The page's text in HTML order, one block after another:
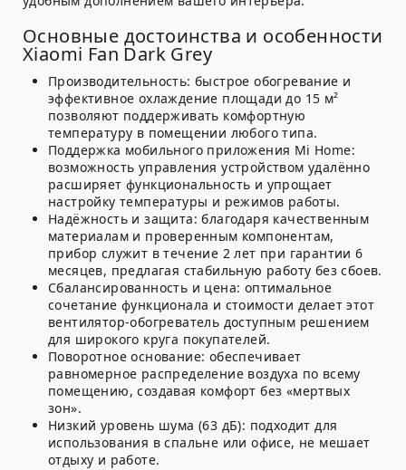
Основные достоинства и особенности
Xiaomi Fan Dark Grey
Производительность: быстрое обогревание и
эффективное охлаждение площади до 15 м²
позволяют поддерживать комфортную
температуру в помещении любого типа.
Поддержка мобильного приложения Mi Home:
возможность управления устройством удалённо
расширяет функциональность и упрощает
настройку температуры и режимов работы.
Надёжность и защита: благодаря качественным
материалам и проверенным компонентам,
прибор служит в течение 2 лет при гарантии 6
месяцев, предлагая стабильную работу без сбоев.
Сбалансированность и цена: оптимальное
сочетание функционала и стоимости делает этот
вентилятор-обогреватель доступным решением
для широкого круга покупателей.
Поворотное основание: обеспечивает
равномерное распределение воздуха по всему
помещению, создавая комфорт без «мертвых
зон».
Низкий уровень шума (63 дБ): подходит для
использования в спальне или офисе, не мешает
отдыху и работе.